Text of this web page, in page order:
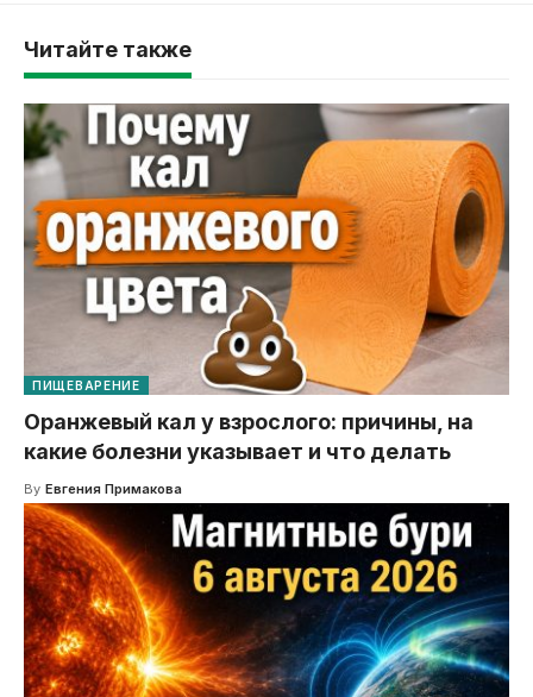
Читайте также
ПИЩЕВАРЕНИЕ
Оранжевый кал у взрослого: причины, на
какие болезни указывает и что делать
By Евгения Примакова